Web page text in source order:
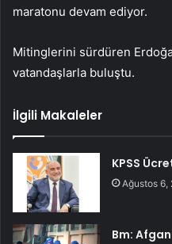
maratonu devam ediyor.
Mitinglerini sürdüren
vatandaşlarla buluştu.
İlgili Makaleler
KPSS
Ağustos 6,
Bm: